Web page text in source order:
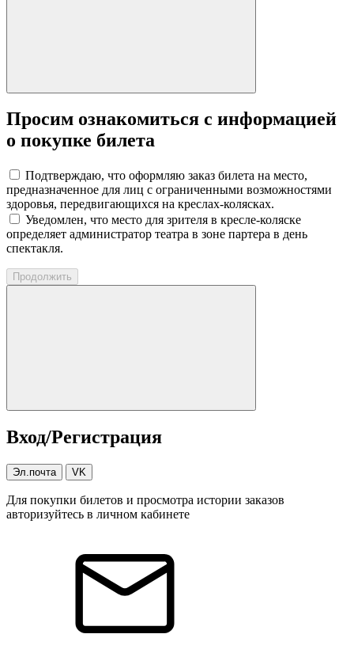
Просим ознакомиться с информацией
о покупке билета
Подтверждаю, что оформляю заказ билета на место,
предназначенное для лиц с ограниченными возможностями
здоровья, передвигающихся на креслах-колясках.
Уведомлен, что место для зрителя в кресле-коляске
определяет администратор театра в зоне партера в день
спектакля.
Продолжить
Вход/Регистрация
Эл.почта VK
Для покупки билетов и просмотра истории заказов
авторизуйтесь в личном кабинете